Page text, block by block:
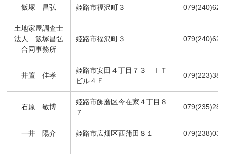
飯塚 昌弘 姫路市福沢町３
土地家屋調査士
法人 飯塚昌弘
合同事務所
姫路市福沢町３
井置 佳孝
姫路市安田４丁目７３ ＩＴ
ビル４Ｆ
石原 敏博
姫路市飾磨区今在家４丁目８
７
一井 陽介 姫路市広畑区西蒲田８１